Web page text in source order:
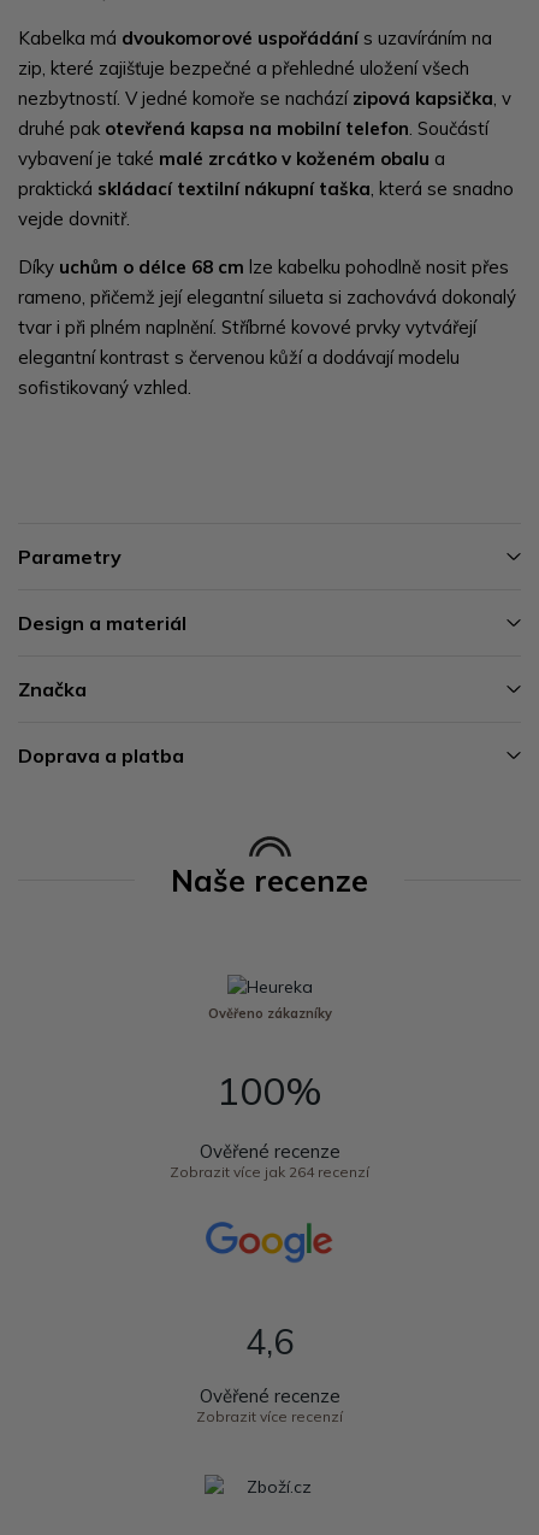
Kabelka má dvoukomorové uspořádánís uzavíráním na
zip, které zajišťuje bezpečné a přehledné uložení všech
nezbytností. V jedné komoře se nachází zipová kapsička , v
druhé pak otevřená kapsa na mobilní telefon . Součástí
vybavení je také malé zrcátko v koženém obalu a
praktická skládací textilní nákupní taška , která se snadno
vejde dovnitř.
Díky uchům o délce 68 cm lze kabelku pohodlně nosit přes
rameno, přičemž její elegantní silueta si zachovává dokonalý
tvar i při plném naplnění. Stříbrné kovové prvky vytvářejí
elegantníkontrast s červenou kůží a dodávajímodelu
sofistikovaný vzhled.
Parametry
Design a materiál
Značka
Doprava a platba
Naše recenze
Ověřeno zákazníky
100%
Ověřené recenze
Zobrazit více jak 264 recenzí
4,6
Ověřené recenze
Zobrazit více recenzí